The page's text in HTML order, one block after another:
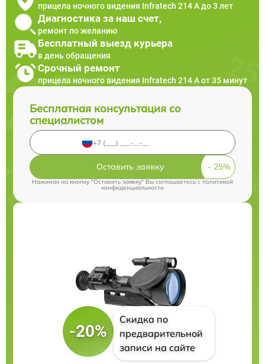
прицела ночного видения Infratech 214 А до 3 лет
Диагностика за наш счет,
ремонт по желанию
Бесплатный выезд курьера
в день обращения
Срочный ремонт
прицела ночного видения Infratech 214 А от 35 минут
Бесплатная консультация со
специалистом
Оставить заявку
Нажимая на кнопку "Оставить заявку" Вы соглашаетесь cполитикой
конфиденциальности
-20%
Скидка по
предварительной
записи на сайте